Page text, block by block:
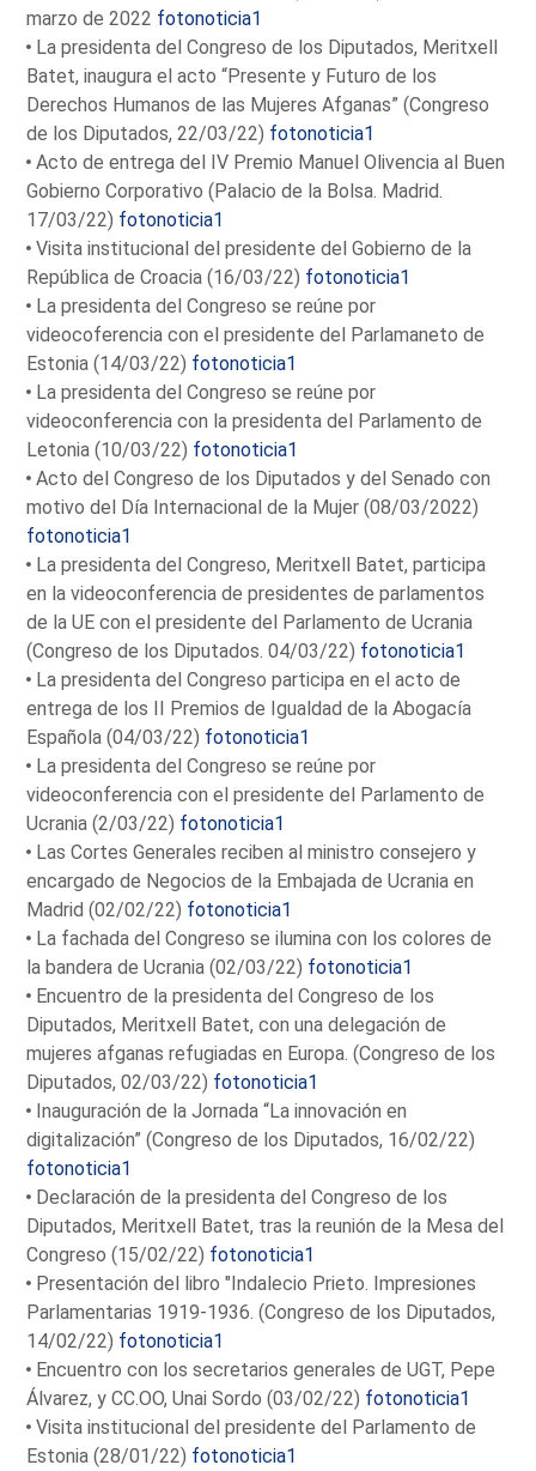
marzo de 2022 fotonoticia1
La presidenta del Congreso de los Diputados, Meritxell
Batet, inaugura el acto “Presente y Futuro de los
Derechos Humanos de las Mujeres Afganas” (Congreso
de los Diputados, 22/03/22) fotonoticia1
Acto de entrega del IV Premio Manuel Olivencia al Buen
Gobierno Corporativo (Palacio de la Bolsa. Madrid.
17/03/22) fotonoticia1
Visita institucional del presidente del Gobierno de la
República de Croacia (16/03/22) fotonoticia1
La presidenta del Congreso se reúne por
videocoferencia con el presidente del Parlamaneto de
Estonia (14/03/22) fotonoticia1
La presidenta del Congreso se reúne por
videoconferencia con la presidenta del Parlamento de
Letonia (10/03/22) fotonoticia1
Acto del Congreso de los Diputados y del Senado con
motivo del Día Internacional de la Mujer (08/03/2022)
fotonoticia1
La presidenta del Congreso, Meritxell Batet, participa
en la videoconferencia de presidentes de parlamentos
de la UE con el presidente del Parlamento de Ucrania
(Congreso de los Diputados. 04/03/22) fotonoticia1
La presidenta del Congreso participa en el acto de
entrega de los II Premios de Igualdad de la Abogacía
Española (04/03/22) fotonoticia1
La presidenta del Congreso se reúne por
videoconferencia con el presidente del Parlamento de
Ucrania (2/03/22) fotonoticia1
Las Cortes Generales reciben al ministro consejero y
encargado de Negocios de la Embajada de Ucrania en
Madrid (02/02/22) fotonoticia1
La fachada del Congreso se ilumina con los colores de
la bandera de Ucrania (02/03/22) fotonoticia1
Encuentro de la presidenta del Congreso de los
Diputados, Meritxell Batet, con una delegación de
mujeres afganas refugiadas en Europa. (Congreso de los
Diputados, 02/03/22) fotonoticia1
Inauguración de la Jornada “La innovación en
digitalización” (Congreso de los Diputados, 16/02/22)
fotonoticia1
Declaración de la presidenta del Congreso de los
Diputados, Meritxell Batet, tras la reunión de la Mesa del
Congreso (15/02/22) fotonoticia1
Presentación del libro "Indalecio Prieto. Impresiones
Parlamentarias 1919-1936. (Congreso de los Diputados,
14/02/22) fotonoticia1
Encuentro con los secretarios generales de UGT, Pepe
Álvarez, y CC.OO, Unai Sordo (03/02/22) fotonoticia1
Visita institucional del presidente del Parlamento de
Estonia (28/01/22) fotonoticia1